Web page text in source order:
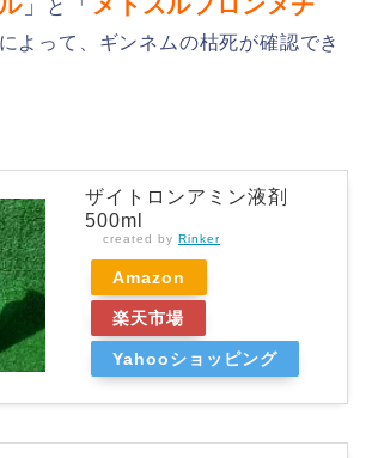
」 と 「 メトスルフロンメチ
よって、ギンネムの枯死が確認でき
ザイトロンアミン液剤
500ml
created by Rinker
Amazon
楽天市場
Yahooショッピング